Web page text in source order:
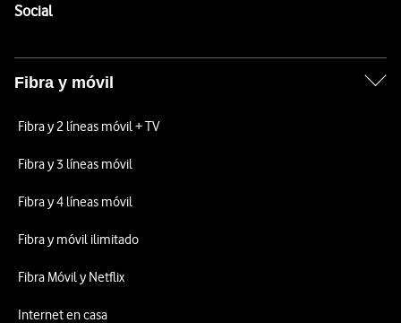
SocialEnlaces a las redes sociales de Vodafone
Fibra y móvil
Fibra y 2 líneas móvil + TV
Fibra y 3 líneas móvil
Fibra y 4 líneas móvil
Fibra y móvil ilimitado
Fibra Móvil y Netflix
Internet en casa